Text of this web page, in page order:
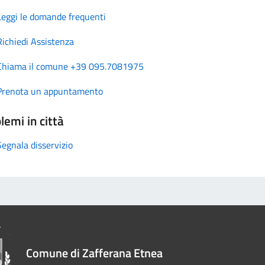
le domande frequenti
Assistenza
il comune +39 095.7081975
un appuntamento
in città
disservizio
Comune di Zafferana Etnea